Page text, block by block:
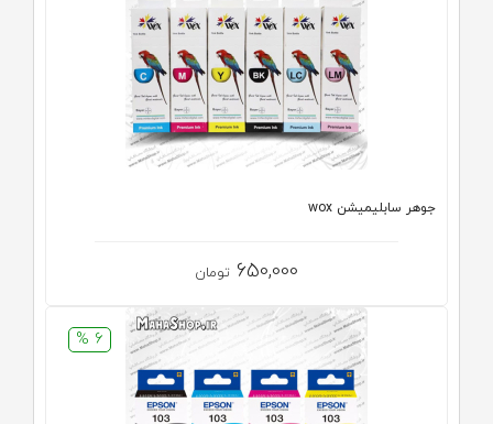
جوهر سابلیمیشن wox
650,000 تومان
6 %